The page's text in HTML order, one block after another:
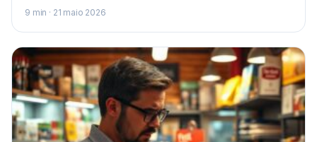
9 min · 21 maio 2026